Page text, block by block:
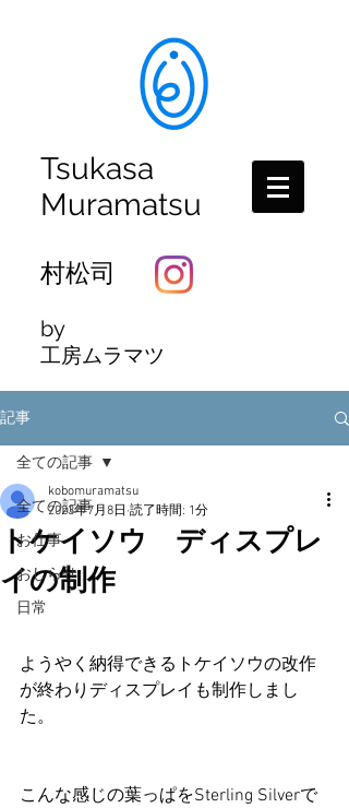
Tsukasa
Muramatsu
村松司
by
工房ムラマツ
記事
全ての記事
お仕事
おしらせ
日常
全ての記事
トケイソウ ディスプレ
イの制作
kobomuramatsu
2023年7月8日 読了時間: 1分
ようやく納得できるトケイソウの改作
が終わりディスプレイも制作しまし
た。
こんな感じの葉っぱをSterling Silverで